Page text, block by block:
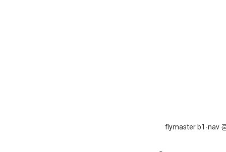
flymaster b1-nav